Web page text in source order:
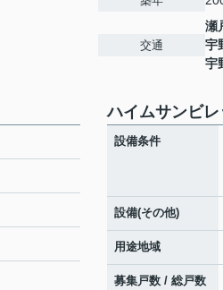
交通
瀬
宇
宇
ハイムサンビ
設備条件
設備(その他)
用途地域
募集戸数 / 総戸数